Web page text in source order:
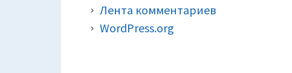
Лента комментариев
WordPress.org